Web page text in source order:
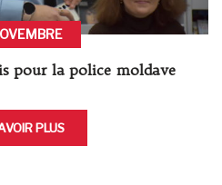
pour la police moldave
PLUS